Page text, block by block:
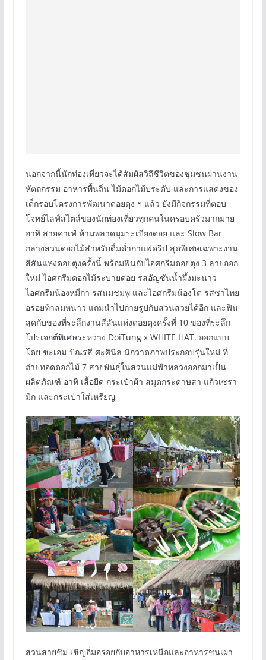
นอกจากนี้นักท่องเที่ยวจะได้สัมผัสวิถีชีวิตของชุมชนผ่านงาน
หัตถกรรม อาหารพื้นถิ่น ไม้ดอกไม้ประดับ และการแสดงของ
เด็กรอบโครงการพัฒนาดอยตุง ฯ แล้ว ยังมีกิจกรรมที่ตอบ
โจทย์ไลฟ์สไตล์ของนักท่องเที่ยวทุกคนในครอบครัวมากมาย
อาทิ สายคาเฟ่ ห้ามพลาดมุมระเบียงดอย และ Slow Bar
กลางสวนดอกไม้สำหรับดื่มด่ำกาแฟดริป สุดพิเศษเฉพาะงาน
สีสันแห่งดอยตุงครั้งนี้ พร้อมฟินกับไอศกรีมดอยตุง 3 ลายออก
ใหม่ ไอศกรีมดอกไม้ระบายดอย รสอัญชันน้ำผึ้งมะนาว
ไอศกรีมน้องหมี่ก่า รสนมชมพู และไอศกรีมน้องโต รสซาไทย
อร่อยท้าลมหนาว แถมนำไปถ่ายรูปกับสวนสวยได้อีก และฟิน
สุดกับของที่ระลึกงานสีสันแห่งดอยตุงครั้งที่ 10 ของที่ระลึก
โปรเจกต์พิเศษระหว่าง DoiTung x WHITE HAT. ออกแบบ
โดย ชะเอม-ปัณรสี ศะศินิล นักวาดภาพประกอบรุ่นใหม่ ที่
ถ่ายทอดดอกไม้ 7 สายพันธุ์ในสวนแม่ฟ้าหลวงออกมาเป็น
ผลิตภัณฑ์ อาทิ เสื้อยืด กระเป๋าผ้า สมุดกระดาษสา แก้วเซรา
มิก และกระเป๋าใส่เหรียญ
ส่วนสายชิม เชิญอิ่มอร่อยกับอาหารเหนือและอาหารชนเผ่า